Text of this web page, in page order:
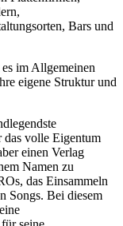
Bars und
im Allgemeinen
eigene Struktur und
das volle Eigentum
einen Verlag
Namen zu
das Einsammeln
Songs. Bei diesem